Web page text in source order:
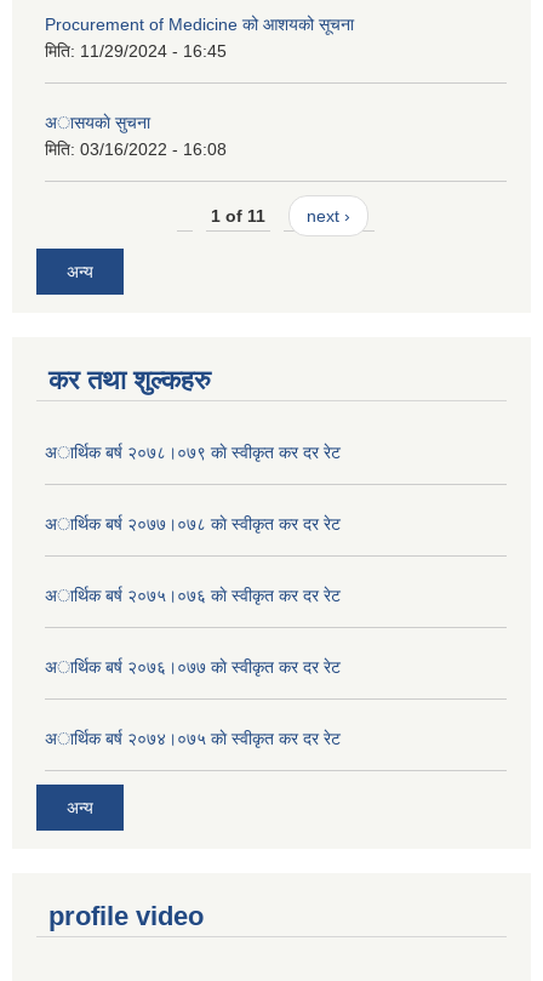
Procurement of Medicine को आशयको सूचना
मिति: 11/29/2024 - 16:45
अासयकाे सुचना
मिति: 03/16/2022 - 16:08
1 of 11 next ›
अन्य
कर तथा शुल्कहरु
अार्थिक बर्ष २०७८।०७९ काे स्वीकृत कर दर रेट
अार्थिक बर्ष २०७७।०७८ काे स्वीकृत कर दर रेट
अार्थिक बर्ष २०७५।०७६ काे स्वीकृत कर दर रेट
अार्थिक बर्ष २०७६।०७७ काे स्वीकृत कर दर रेट
अार्थिक बर्ष २०७४।०७५ काे स्वीकृत कर दर रेट
अन्य
profile video